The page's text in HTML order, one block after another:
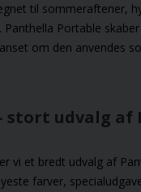
til sommeraftener,
Panthella Portable
om den anvendes
stort udvalg af
vi et bredt udvalg af
farver,